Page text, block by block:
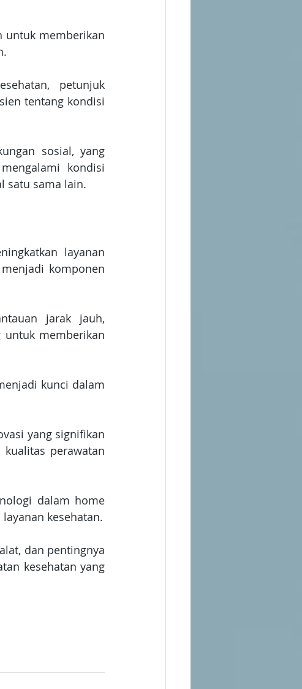
untuk memberikan
petunjuk
tentang kondisi
sosial, yang
kondisi
satu sama lain.
layanan
komponen
jarak jauh,
memberikan
kunci dalam
yang signifikan
perawatan
dalam home
kesehatan.
dan pentingnya
kesehatan yang